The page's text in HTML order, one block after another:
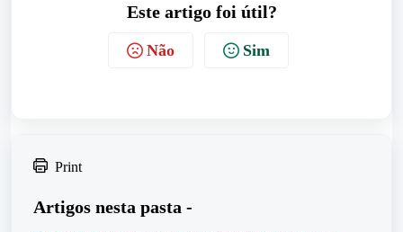
Este artigo foi útil?
Não Sim
Print
Artigos nesta pasta -